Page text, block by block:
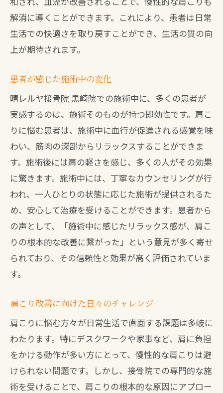
解消に導くことができます。これにより、患者は日常
生活での快適さを取り戻すことができ、生活の質の向
上が期待されます。
患者が感じた施術中の変化
晴レルヤ接骨院 黒崎院での施術中に、多くの患者が
実感するのは、施術そのものが持つ即効性です。肩こ
りに悩む患者は、施術中に血行が促進される感覚を味
わい、筋肉の深部からリラックスすることができま
す。施術後には肩の軽さを感じ、多くの人がその効果
に驚きます。施術中には、丁寧なカウンセリングが行
われ、一人ひとりの状態に応じた施術が提供されるた
め、安心して治療を受けることができます。患者から
の声として、「施術中に感じたリラックス感が、肩こ
りの根本的な改善に繋がった」という意見が多く寄せ
られており、その信頼性と効果が高く評価されていま
す。
肩こり改善に向けた日々のチャレンジ
肩こりに悩む方々が日常生活で直面する課題は多岐に
わたります。特にデスクワークや家事など、肩に負担
をかける動作が多い方にとって、慢性的な肩こりは避
けられない問題です。しかし、接骨院での専門的な施
術を受けることで、肩こりの根本的な原因にアプロー